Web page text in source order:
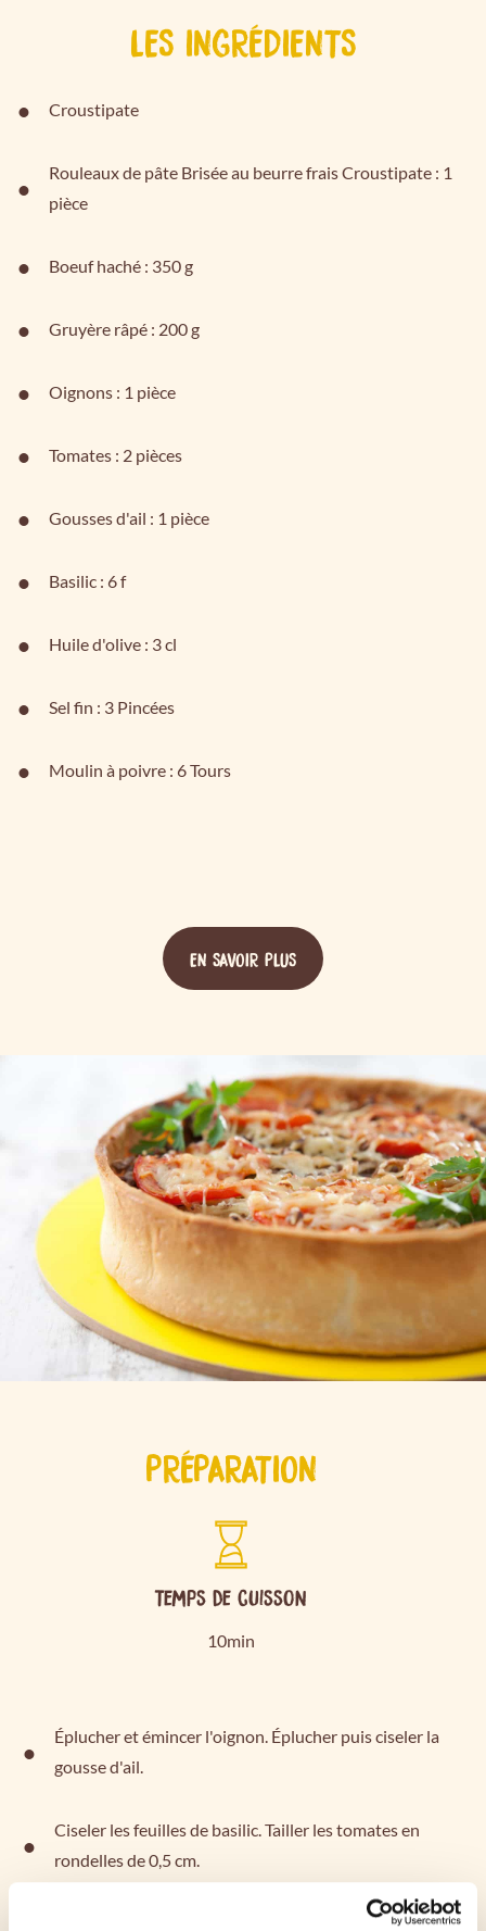
LES INGRÉDIENTS
EN SAVOIR PLUS
Croustipate
Rouleaux de pâte Brisée au beurre frais Croustipate : 1
pièce
Boeuf haché : 350 g
Gruyère râpé : 200 g
Oignons : 1 pièce
Tomates : 2 pièces
Gousses d'ail : 1 pièce
Basilic : 6 f
Huile d'olive : 3 cl
Sel fin : 3 Pincées
Moulin à poivre : 6 Tours
PRÉPARATION
Temps de cuisson
10min
Éplucher et émincer l'oignon. Éplucher puis ciseler la
gousse d'ail.
Ciseler les feuilles de basilic. Tailler les tomates en
rondelles de 0,5 cm.
Dans une poêle, faire suer l'oignon avec l'huile